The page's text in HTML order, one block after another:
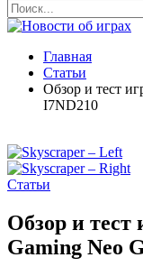
Главная
Статьи
Обзор и тест
I7ND210
Статьи
Обзор и тест
Gaming Neo